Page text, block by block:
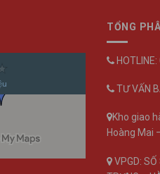
TỔNG
TƯ VẤN
Kho giao
Hoàng Mai
VPGD: